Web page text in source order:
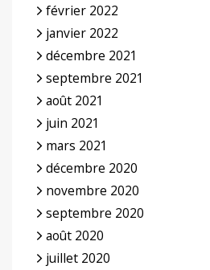
février 2022
janvier 2022
décembre 2021
septembre 2021
août 2021
juin 2021
mars 2021
décembre 2020
novembre 2020
septembre 2020
août 2020
juillet 2020